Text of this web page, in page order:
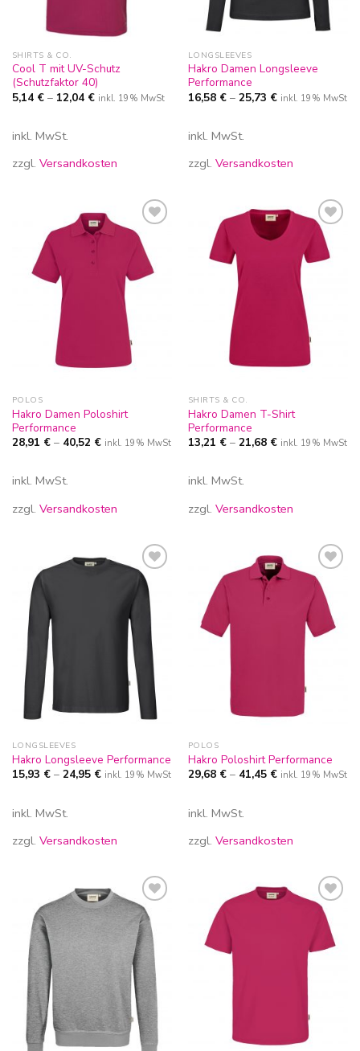
SHIRTS & CO.
Cool T mit UV-Schutz
(Schutzfaktor 40)
5,14 €– 12,04 € inkl. 19% MwSt
inkl. MwSt.
zzgl. Versandkosten
LONGSLEEVES
Hakro Damen Longsleeve
Performance
16,58 €– 25,73 € inkl. 19% MwSt
inkl. MwSt.
zzgl. Versandkosten
Zur
Wunschliste
hinzufügen
POLOS
Hakro Damen Poloshirt
Performance
28,91 €– 40,52 € inkl. 19% MwSt
inkl. MwSt.
zzgl. Versandkosten
Wunschliste
hinzufügen
SHIRTS & CO.
Hakro Damen T-Shirt
Performance
13,21 €– 21,68 € inkl. 19% MwSt
inkl. MwSt.
zzgl. Versandkosten
Zur
Wunschliste
hinzufügen
LONGSLEEVES
Hakro Longsleeve Performance
15,93 €– 24,95 € inkl. 19% MwSt
inkl. MwSt.
zzgl. Versandkosten
Zur
Wunschliste
hinzufügen
POLOS
Hakro Poloshirt Performance
29,68 €– 41,45 € inkl. 19% MwSt
inkl. MwSt.
zzgl. Versandkosten
Zur
Wunschliste
hinzufügen
Zur
Wunschliste
hinzufügen